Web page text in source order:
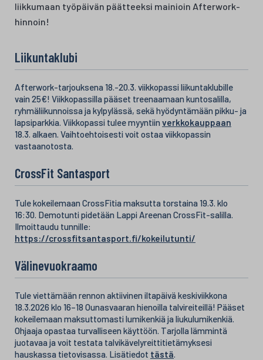
liikkumaan työpäivän päätteeksi mainioin Afterwork-
hinnoin!
Liikuntaklubi
Afterwork-tarjouksena 18.-20.3. viikkopassi liikuntaklubille
vain 25€! Viikkopassilla pääset treenaamaan kuntosalilla,
ryhmäliikunnoissa ja kylpylässä, sekä hyödyntämään pikku- ja
lapsiparkkia. Viikkopassi tulee myyntiin verkkokauppaan
18.3. alkaen. Vaihtoehtoisesti voit ostaa viikkopassin
vastaanotosta.
CrossFit Santasport
Tule kokeilemaan CrossFitia maksutta torstaina 19.3. klo
16:30. Demotunti pidetään Lappi Areenan CrossFit-salilla.
Ilmoittaudu tunnille:
https://crossfitsantasport.fi/kokeilutunti/
Välinevuokraamo
Tule viettämään rennon aktiivinen iltapäivä keskiviikkona
18.3.2026 klo 16–18 Ounasvaaran hienoilla talvireiteillä! Pääset
kokeilemaan maksuttomasti lumikenkiä ja liukulumikenkiä.
Ohjaaja opastaa turvalliseen käyttöön. Tarjolla lämmintä
juotavaa ja voit testata talvikävelyreittitietämyksesi
hauskassa tietovisassa. Lisätiedot tästä